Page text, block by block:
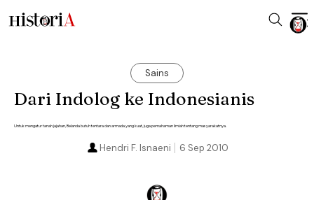
Sains
Dari Indolog ke Indonesianis
Untuk mengatur tanah jajahan, Belanda butuh tentara dan armada yang kuat, juga pemahaman ilmiah tentang masyarakatnya.
6 Sep 2010
Hendri F. Isnaeni